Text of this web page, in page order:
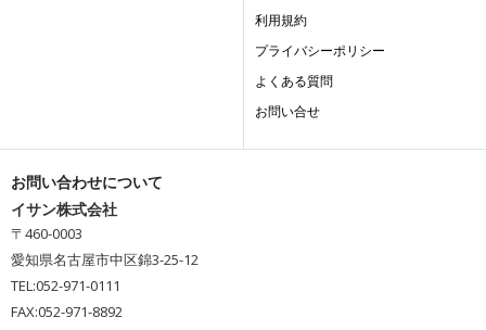
利用規約
プライバシーポリシー
よくある質問
お問い合せ
お問い合わせについて
イサン株式会社
〒460-0003
愛知県名古屋市中区錦3-25-12
TEL:052-971-0111
FAX:052-971-8892